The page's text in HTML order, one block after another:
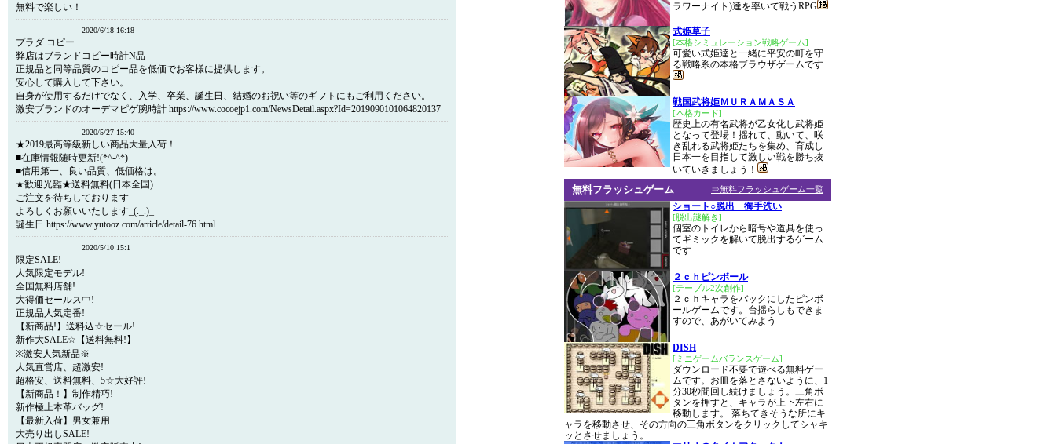
無料で楽しい！
2020/6/18 16:18
プラダ コピー
弊店はブランドコピー時計N品
正規品と同等品質のコピー品を低価でお客様に提供します。
安心して購入して下さい。
自身が使用するだけでなく、入学、卒業、誕生日、結婚のお祝い等のギフトにもご利用ください。
激安ブランドのオーデマピゲ腕時計 https://www.cocoejp1.com/NewsDetail.aspx?Id=2019090101064820137
2020/5/27 15:40
★2019最高等級新しい商品大量入荷！
■在庫情報随時更新!(*^-^*)
■信用第一、良い品質、低価格は。
★歓迎光臨★送料無料(日本全国)
ご注文を待ちしております
よろしくお願いいたします_(._.)_
誕生日 https://www.yutooz.com/article/detail-76.html
2020/5/10 15:1
限定SALE!
人気限定モデル!
全国無料店舗!
大得価セールス中!
正規品人気定番!
【新商品!】送料込☆セール!
新作大SALE☆【送料無料!】
※激安人気新品※
人気直営店、超激安!
超格安、送料無料、5☆大好評!
【新商品！】制作精巧!
新作極上本革バッグ!
【最新入荷】男女兼用
大売り出しSALE!
ラワーナイト)達を率いて戦うRPG
式姫草子
[本格シミュレーション戦略ゲーム]
可愛い式姫達と一緒に平安の町を守
る戦略系の本格ブラウザゲームです
戦国武将姫ＭＵＲＡＭＡＳＡ
[本格カード]
歴史上の有名武将が乙女化し武将姫
となって登場！揺れて、動いて、咲
き乱れる武将姫たちを集め、育成し
日本一を目指して激しい戦を勝ち抜
いていきましょう！
⇒無料フラッシュゲーム一覧
無料フラッシュゲーム
ショート○脱出 御手洗い
[脱出謎解き]
個室のトイレから暗号や道具を使っ
てギミックを解いて脱出するゲーム
です
２ｃｈピンボール
[テーブル2次創作]
２ｃｈキャラをバックにしたピンボ
ールゲームです。台揺らしもできま
すので、あがいてみよう
DISH
[ミニゲームバランスゲーム]
ダウンロード不要で遊べる無料ゲー
ムです。お皿を落とさないように、1
分30秒間回し続けましょう。三角ボ
タンを押すと、キャラが上下左右に
移動します。 落ちてきそうな所にキ
ャラを移動させ、その方向の三角ボタンをクリックしてシャキ
ッとさせましょう。